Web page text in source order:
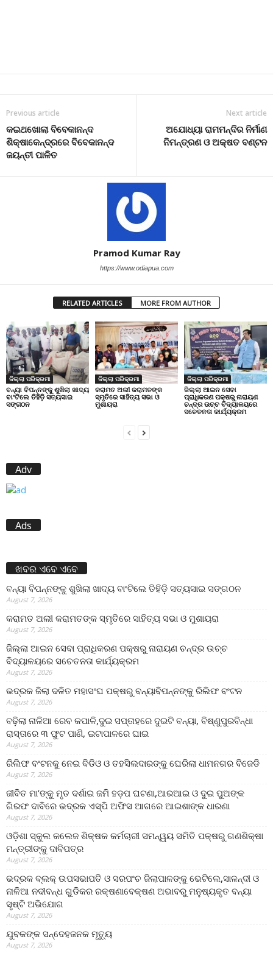
Previous article
କଇଥଖୋଲା ବିବେକାନନ୍ଦ
ଶିକ୍ଷାକେନ୍ଦ୍ରରେ ବିବେକାନନ୍ଦ
ଜୟନ୍ତୀ ପାଳିତ
Next article
ଅଯୋଧ୍ୟା ରାମମନ୍ଦିର ନିର୍ମାଣ
ନିମନ୍ତ୍ରଣ ଓ ଅକ୍ଷତ ବଣ୍ଟନ
Pramod Kumar Ray
https://www.odiapua.com
RELATED ARTICLES MORE FROM AUTHOR
ଜିଲ୍ଲା ପରିକ୍ରମା
ବନ୍ୟା ବିପନ୍ନଙ୍କୁ ଶୁଖିଲା ଖାଦ୍ୟ
ବାଂଟିଲେ ତିହିଡି଼ ସତ୍ୟସାଇ
ସଙ୍ଗଠନ
ଜିଲ୍ଲା ପରିକ୍ରମା
କରାମତ ଅଲୀ କରାମତଙ୍କ
ସ୍ମୃତିରେ ସାହିତ୍ୟ ସଭା ଓ
ମୁଶାୟରା
ଜିଲ୍ଲା ପରିକ୍ରମା
ଜିଲ୍ଲା ଆଇନ ସେବା
ପ୍ରାଧିକରଣ ପକ୍ଷରୁ ନାରାୟଣ
ଚନ୍ଦ୍ର ଉଚ୍ଚ ବିଦ୍ୟାଳୟରେ
ସଚେତନତା କାର୍ଯ୍ୟକ୍ରମ
Adv
Ads
ଖବର ଏବେ ଏବେ
ବନ୍ୟା ବିପନ୍ନଙ୍କୁ ଶୁଖିଲା ଖାଦ୍ୟ ବାଂଟିଲେ ତିହିଡି଼ ସତ୍ୟସାଇ ସଙ୍ଗଠନ
August 7, 2026
କରାମତ ଅଲୀ କରାମତଙ୍କ ସ୍ମୃତିରେ ସାହିତ୍ୟ ସଭା ଓ ମୁଶାୟରା
August 7, 2026
ଜିଲ୍ଲା ଆଇନ ସେବା ପ୍ରାଧିକରଣ ପକ୍ଷରୁ ନାରାୟଣ ଚନ୍ଦ୍ର ଉଚ୍ଚ
ବିଦ୍ୟାଳୟରେ ସଚେତନତା କାର୍ଯ୍ୟକ୍ରମ
August 7, 2026
ଭଦ୍ରକ ଜିଲା ଦଳିତ ମହାସଂଘ ପକ୍ଷରୁ ବନ୍ୟାବିପନ୍ନଙ୍କୁ ରିଲିଫ ବଂଟନ
August 7, 2026
ବଢ଼ିଲା ନାଳିଆ ରେବ କପାଳି,ଦୁଇ ସପ୍ତାହରେ ଦୁଇଟି ବନ୍ୟା, ବିଷ୍ଣୁପୁରବିନ୍ଧା
ରାସ୍ତାରେ ୩ ଫୁଟ ପାଣି, ଇଟାପାଳରେ ଘାଇ
August 7, 2026
ରିଲିଫ ବଂଟନକୁ ନେଇ ବିଡିଓ ଓ ତହସିଲଦାରଙ୍କୁ ଘେରିଲା ଧାମନଗର ବିଜେଡି
August 7, 2026
ଜୀବିତ ମା’ଙ୍କୁ ମୃତ ଦର୍ଶାଇ ଜମି ହଡ଼ପ ଘଟଣା,ଆରଆଇ ଓ ଦୁଇ ପୁଅଙ୍କ
ଗିରଫ ଦାବିରେ ଭଦ୍ରକ ଏସ୍‌ପି ଅଫିସ ଆଗରେ ଆଇଶାଙ୍କ ଧାରଣା
August 7, 2026
ଓଡ଼ିଶା ସ୍କୁଲ କଲେଜ ଶିକ୍ଷକ କର୍ମଚାରୀ ସମନ୍ୱୟ ସମିତି ପକ୍ଷରୁ ଗଣଶିକ୍ଷା
ମନ୍ତ୍ରୀଙ୍କୁ ଦାବିପତ୍ର
August 7, 2026
ଭଦ୍ରକ ବ୍ଲକ୍ ଉପସଭାପତି ଓ ସରପଂଚ ଜିଲାପାଳଙ୍କୁ ଭେଟିଲେ,ସାଳନ୍ଦୀ ଓ
ନାଳିଆ ନଦୀବନ୍ଧ ଗୁଡିକର ରକ୍ଷଣାବେକ୍ଷଣ ଅଭାବରୁ ମନୁଷ୍ୟକୃତ ବନ୍ୟା
ସୃଷ୍ଟି ଅଭିଯୋଗ
August 7, 2026
ଯୁବକଙ୍କ ସନ୍ଦେହଜନକ ମୃତ୍ୟୁ
August 7, 2026